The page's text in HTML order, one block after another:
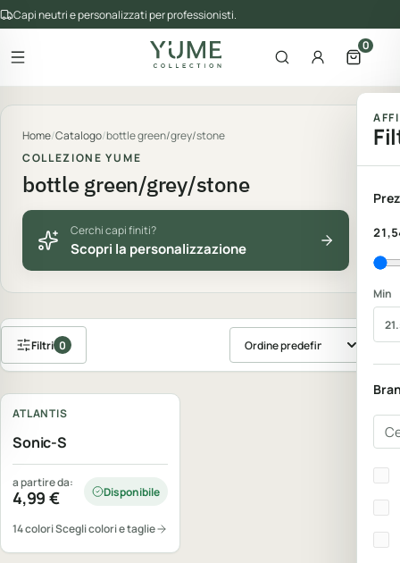
Capi neutri e personalizzati per professionisti.
Apri il menu
del catalogo
Apri la ricerca
AccountApri il
0
Home/Catalogo/bottle green/grey/stone
COLLEZIONE YUME
bottle green/grey/stone
Cerchi capi finiti?
Scopri la personalizzazione
Min
Filtri 0 Ordina prodotti
Personalizzabile
ATLANTIS
Sonic-S
a partire da:
4,99€ Disponibile
14 coloriScegli colori e taglie